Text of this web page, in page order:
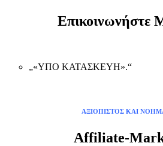
Επικοινωνήστε
„«ΥΠΟ ΚΑΤΑΣΚΕΥΗ».“
ΑΞΙΟΠΙΣΤΟΣ ΚΑΙ
Affiliate-